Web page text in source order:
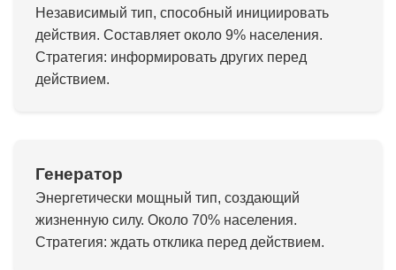
Независимый тип, способный инициировать
действия. Составляет около 9% населения.
Стратегия: информировать других перед
действием.
Генератор
Энергетически мощный тип, создающий
жизненную силу. Около 70% населения.
Стратегия: ждать отклика перед действием.